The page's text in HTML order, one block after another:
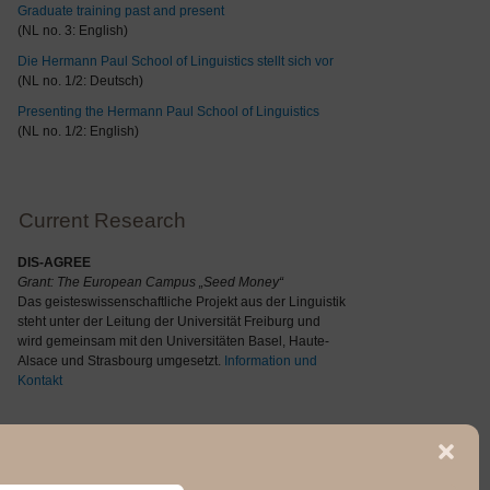
Graduate training past and present
(NL no. 3: English)
Die Hermann Paul School of Linguistics stellt sich vor
(NL no. 1/2: Deutsch)
Presenting the Hermann Paul School of Linguistics
(NL no. 1/2: English)
Current Research
DIS-AGREE
Grant: The European Campus „Seed Money“
Das geisteswissenschaftliche Projekt aus der Linguistik
steht unter der Leitung der Universität Freiburg und
wird gemeinsam mit den Universitäten Basel, Haute-
Alsace und Strasbourg umgesetzt. Information und
Kontakt